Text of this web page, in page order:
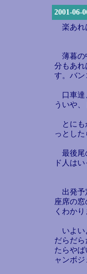
2001-
楽あれ
薄暮の
分もあれ
す。バン
口車達
ういや
とにも
っとし
最後尾
ド人は
出発予
座席の
くわかり
いよい
だらだ
たらや
ャンボ